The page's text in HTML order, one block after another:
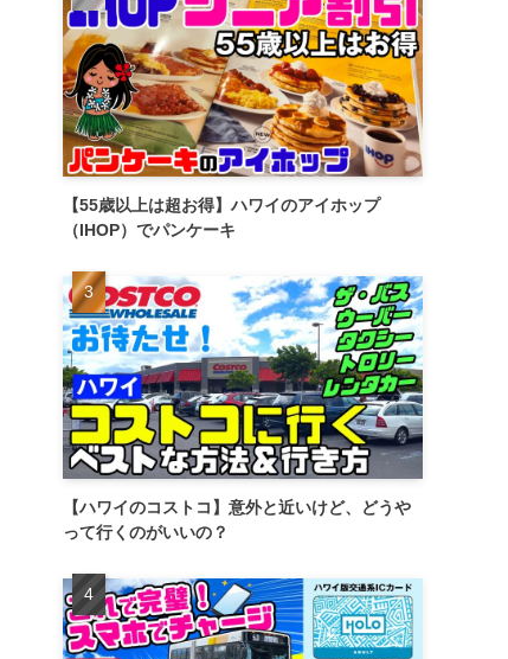
【55歳以上は超お得】ハワイのアイホップ
（IHOP）でパンケーキ
【ハワイのコストコ】意外と近いけど、どうや
って行くのがいいの？